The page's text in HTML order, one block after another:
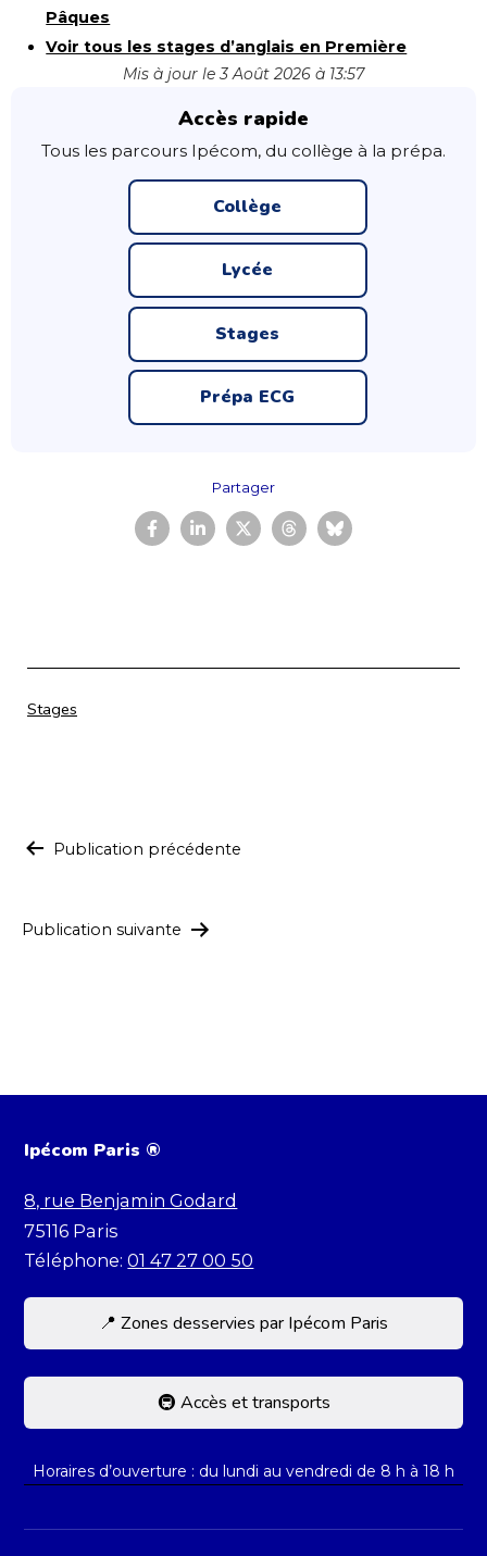
Pâques
Voir tous les stages d’anglais en Première
Mis à jour le 3 Août 2026 à 13:57
Accès rapide
Tous les parcours Ipécom, du collège à la prépa.
Collège
Lycée
Stages
Prépa ECG
Partager
Catégorisé
Stages
Navigation
l’article
Publication précédente
Publication suivante
Ipécom Paris ®
8, rue Benjamin Godard
75116 Paris
Téléphone:01 47 27 00 50
📍 Zones desservies par Ipécom Paris
élèves de toute la capitale et d’Île-de-France.
Paris : 7e, 8e, 15e, 16e, 17e arrondissements
Boulogne-Billancourt, Neuilly-sur-Seine,
🚇 Accès et transports
transports en commun. Elle se trouve à
Horaires d’ouverture : du lundi au vendredi de 8 h à 18 h